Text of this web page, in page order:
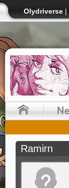
Olydriverse |
Ramirn